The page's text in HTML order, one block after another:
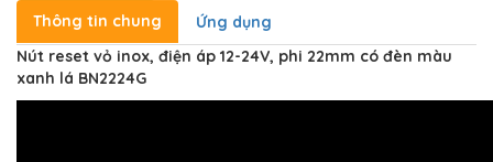
Thông tin chung
Ứng dụng
Nút reset vỏ inox, điện áp 12-24V, phi 22mm có đèn màu
xanh lá BN2224G